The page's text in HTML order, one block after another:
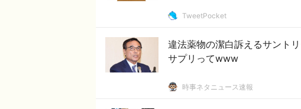
TweetPocket
違法薬物の潔白訴えるサント
サプリってwww
時事ネタニュース速報